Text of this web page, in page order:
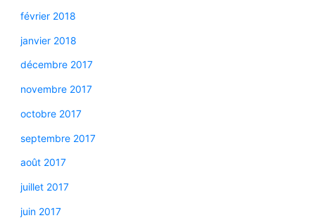
février 2018
janvier 2018
décembre 2017
novembre 2017
octobre 2017
septembre 2017
août 2017
juillet 2017
juin 2017